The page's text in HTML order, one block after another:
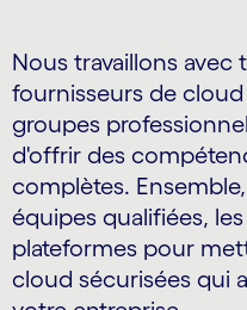
Nous travaillons avec
fournisseurs de
groupes
d'offrir des
complètes.
équipes qualifiées,
plateformes pour
cloud sécurisées qui